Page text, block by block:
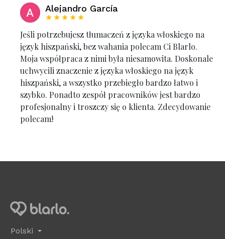
Alejandro García
★★★★★
Jeśli potrzebujesz tłumaczeń z języka włoskiego na
język hiszpański, bez wahania polecam Ci Blarlo.
Moja współpraca z nimi była niesamowita. Doskonale
uchwycili znaczenie z języka włoskiego na język
hiszpański, a wszystko przebiegło bardzo łatwo i
szybko. Ponadto zespół pracowników jest bardzo
profesjonalny i troszczy się o klienta. Zdecydowanie
polecam!
Polski